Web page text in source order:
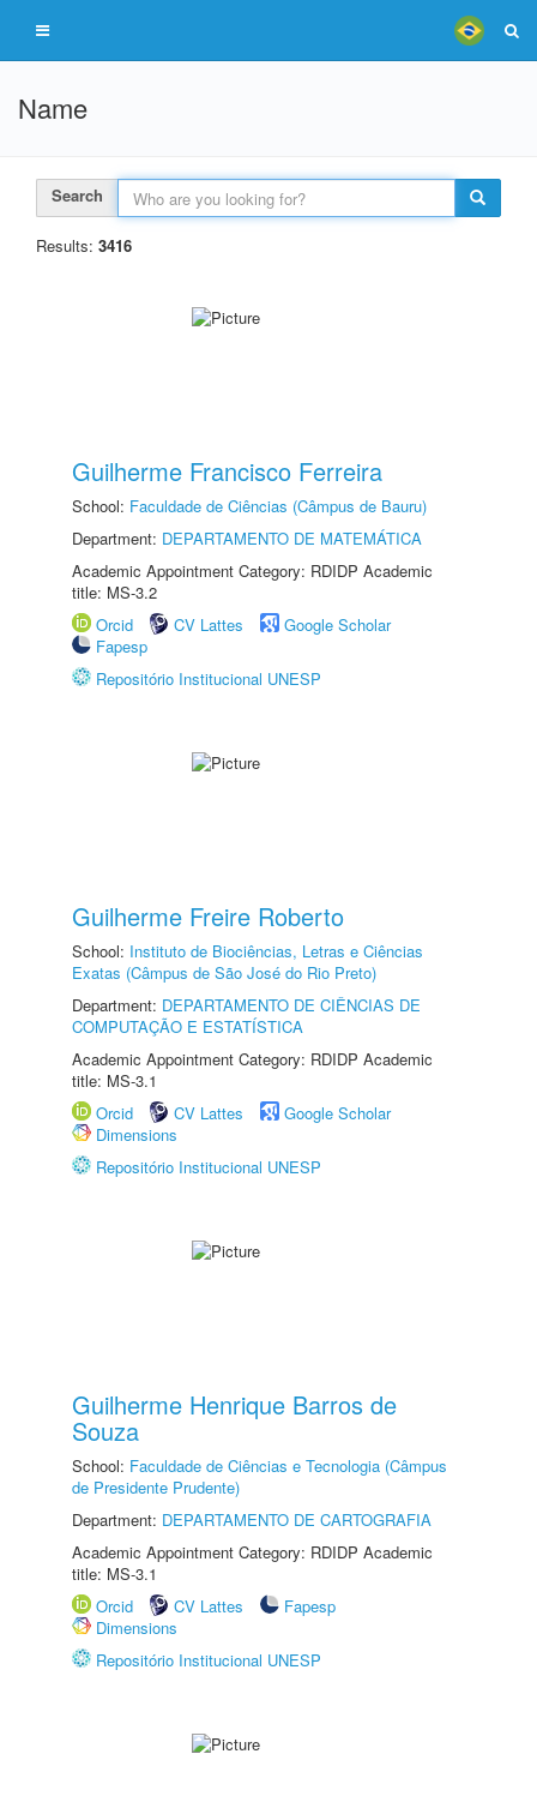
Name
Search
Results: 3416
Guilherme Francisco Ferreira
School: Faculdade de Ciências (Câmpus de Bauru)
Department: DEPARTAMENTO DE MATEMÁTICA
Academic Appointment Category: RDIDP Academic
title: MS-3.2
Orcid
CV Lattes
Google Scholar
Fapesp
Repositório Institucional UNESP
Guilherme Freire Roberto
School: Instituto de Biociências, Letras e Ciências
Exatas (Câmpus de São José do Rio Preto)
Department: DEPARTAMENTO DE CIÊNCIAS DE
COMPUTAÇÃO E ESTATÍSTICA
Academic Appointment Category: RDIDP Academic
title: MS-3.1
Orcid
CV Lattes
Google Scholar
Dimensions
Repositório Institucional UNESP
Guilherme Henrique Barros de
Souza
School: Faculdade de Ciências e Tecnologia (Câmpus
de Presidente Prudente)
Department: DEPARTAMENTO DE CARTOGRAFIA
Academic Appointment Category: RDIDP Academic
title: MS-3.1
Orcid
CV Lattes
Fapesp
Dimensions
Repositório Institucional UNESP